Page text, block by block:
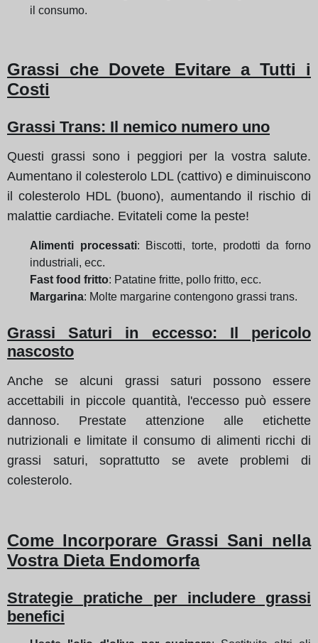
il consumo.
Grassi che Dovete Evitare a Tutti i
Costi
Grassi Trans: Il nemico numero uno
Questi grassi sono i peggiori per la vostra salute.
Aumentano il colesterolo LDL (cattivo) e diminuiscono
il colesterolo HDL (buono), aumentando il rischio di
malattie cardiache. Evitateli come la peste!
Alimenti processati: Biscotti, torte, prodotti da forno
industriali, ecc.
Fast food fritto: Patatine fritte, pollo fritto, ecc.
Margarina: Molte margarine contengono grassi trans.
Grassi Saturi in eccesso: Il pericolo
nascosto
Anche se alcuni grassi saturi possono essere
accettabili in piccole quantità, l'eccesso può essere
dannoso. Prestate attenzione alle etichette
nutrizionali e limitate il consumo di alimenti ricchi di
grassi saturi, soprattutto se avete problemi di
colesterolo.
Come Incorporare Grassi Sani nella
Vostra Dieta Endomorfa
Strategie pratiche per includere grassi
benefici